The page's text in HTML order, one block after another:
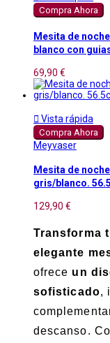
Compra Ahora
Mesita de
blanco con
69,90 €
 Vista rápida
Compra Ahora
Meyvaser
Mesita de
gris/blanco.
129,90 €
Transforma
elegante
ofrece un
sofisticado,
descanso.